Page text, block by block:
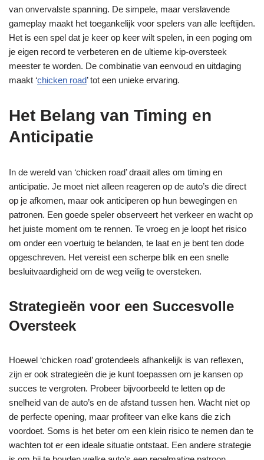
van onvervalste spanning. De simpele, maar verslavende
gameplay maakt het toegankelijk voor spelers van alle leeftijden.
Het is een spel dat je keer op keer wilt spelen, in een poging om
je eigen record te verbeteren en de ultieme kip-oversteek
meester te worden. De combinatie van eenvoud en uitdaging
maakt ‘chicken road’ tot een unieke ervaring.
Het Belang van Timing en
Anticipatie
In de wereld van ‘chicken road’ draait alles om timing en
anticipatie. Je moet niet alleen reageren op de auto’s die direct
op je afkomen, maar ook anticiperen op hun bewegingen en
patronen. Een goede speler observeert het verkeer en wacht op
het juiste moment om te rennen. Te vroeg en je loopt het risico
om onder een voertuig te belanden, te laat en je bent ten dode
opgeschreven. Het vereist een scherpe blik en een snelle
besluitvaardigheid om de weg veilig te oversteken.
Strategieën voor een Succesvolle
Oversteek
Hoewel ‘chicken road’ grotendeels afhankelijk is van reflexen,
zijn er ook strategieën die je kunt toepassen om je kansen op
succes te vergroten. Probeer bijvoorbeeld te letten op de
snelheid van de auto’s en de afstand tussen hen. Wacht niet op
de perfecte opening, maar profiteer van elke kans die zich
voordoet. Soms is het beter om een klein risico te nemen dan te
wachten tot er een ideale situatie ontstaat. Een andere strategie